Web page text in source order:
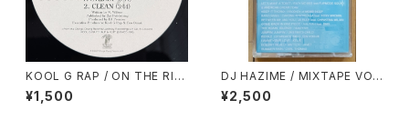
KOOL G RAP / ON THE RIS
E AGAIN
¥1,500
DJ HAZIME / MIXTAPE VO
L.7
¥2,500